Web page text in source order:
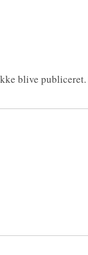
blive publiceret.